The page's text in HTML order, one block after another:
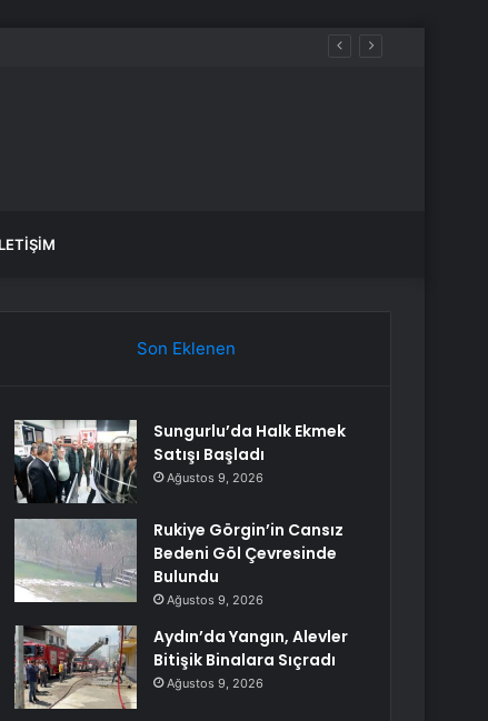
Son Eklenen
Sungurlu’da Halk Ekmek
Satışı Başladı
Ağustos 9, 2026
Rukiye Görgin’in Cansız
Bedeni Göl Çevresinde
Bulundu
Ağustos 9, 2026
Aydın’da Yangın, Alevler
Bitişik Binalara Sıçradı
Ağustos 9, 2026